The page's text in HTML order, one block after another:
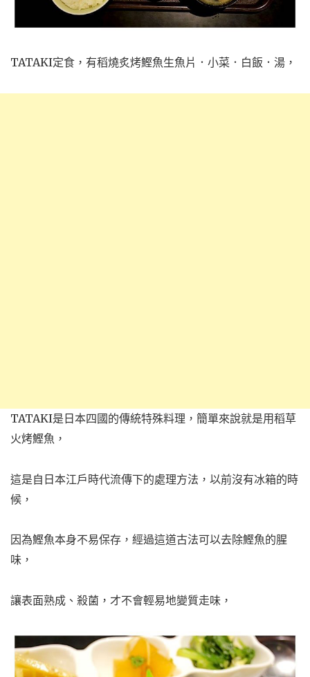
TATAKI定食，有稻燒炙烤鰹魚生魚片．小菜．白飯．湯，
TATAKI是日本四國的傳統特殊料理，簡單來說就是用稻草
火烤鰹魚，
這是自日本江戶時代流傳下的處理方法，以前沒有冰箱的時
候，
因為鰹魚本身不易保存，經過這道古法可以去除鰹魚的腥
味，
讓表面熟成、殺菌，才不會輕易地變質走味，